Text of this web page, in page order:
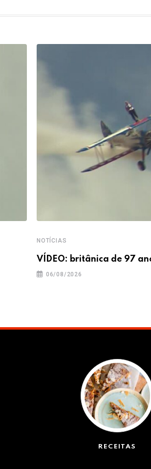
NOTÍCIAS
VÍDEO: britânica de 97
06/08/2026
RECEITAS